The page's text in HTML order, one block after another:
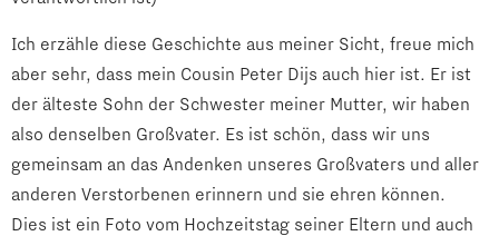
Ich erzähle diese Geschichte aus meiner Sicht, freue mich
aber sehr, dass mein Cousin Peter Dijs auch hier ist. Er ist
der älteste Sohn der Schwester meiner Mutter, wir haben
also denselben Großvater. Es ist schön, dass wir uns
gemeinsam an das Andenken unseres Großvaters und aller
anderen Verstorbenen erinnern und sie ehren können.
Dies ist ein Foto vom Hochzeitstag seiner Eltern und auch